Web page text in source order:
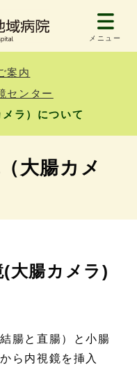
メニュー
案内
センター
ラ）について
大腸カメ
大腸カメラ)
腸と直腸）と小腸
ら内視鏡を挿入